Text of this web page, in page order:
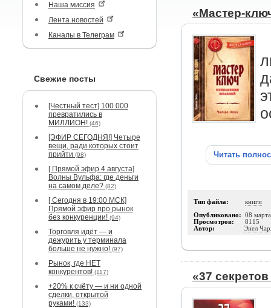
Наша миссия
Лента новостей
Каналы в Телеграм
Свежие посты
[Честный тест] 100 000
превратились в
МИЛЛИОН! (46)
[ЭФИР СЕГОДНЯ!] Четыре
вещи, ради которых стоит
прийти (98)
[ Прямой эфир 4 августа]
Волны Вульфа: где деньги
на самом деле? (82)
[ Сегодня в 19:00 МСК]
Прямой эфир про рынок
без конкуренции! (94)
Торговля идёт — и
дежурить у терминала
больше не нужно! (97)
Рынок, где НЕТ
конкурентов! (117)
+20% к счёту — и ни одной
сделки, открытой
руками! (133)
«Мастер-
Читать
Тип файла: книги
Опубликовано: 08
Просмотров: 8115
Автор: Энел
«37